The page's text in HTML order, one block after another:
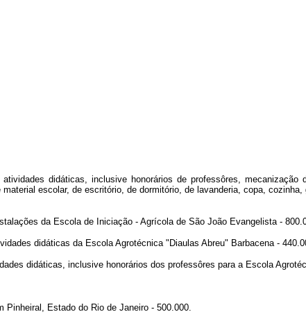
didáticas, inclusive honorários de professôres,
escolar, de escritório, de dormitório, de lavanderia, copa,
da Escola de Iniciação - Agrícola de São João Evangelista -
didáticas da Escola Agrotécnica "Diaulas Abreu" Barbacena -
didáticas, inclusive honorários dos professôres para a Escola
Estado do Rio de Janeiro - 500.000.